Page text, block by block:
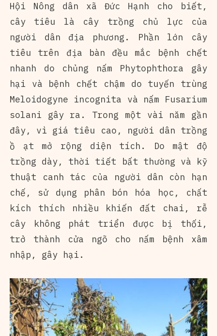
Hội Nông dân xã Đức Hạnh cho biết,
cây tiêu là cây trồng chủ lực của
người dân địa phương. Phần lớn cây
tiêu trên địa bàn đều mắc bệnh chết
nhanh do chủng nấm Phytophthora gây
hại và bệnh chết chậm do tuyến trùng
Meloidogyne incognita và nấm Fusarium
solani gây ra. Trong một vài năm gần
đây, vì giá tiêu cao, người dân trồng
ồ ạt mở rộng diện tích. Do mật độ
trồng dày, thời tiết bất thường và kỹ
thuật canh tác của người dân còn hạn
chế, sử dụng phân bón hóa học, chất
kích thích nhiều khiến đất chai, rễ
cây không phát triển được bị thối,
trở thành cửa ngõ cho nấm bệnh xâm
nhập, gây hại.